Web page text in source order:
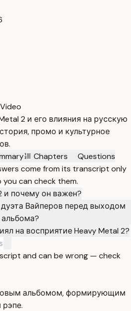
2 и его влияния на русскую
промо и культурное
Chapters
Questions
come from its transcript only
can check them.
и почему он важен?
Вайперов перед выходом
альбома?
на восприятие Heavy Metal 2?
and can be wrong — check
альбомом, формирующим